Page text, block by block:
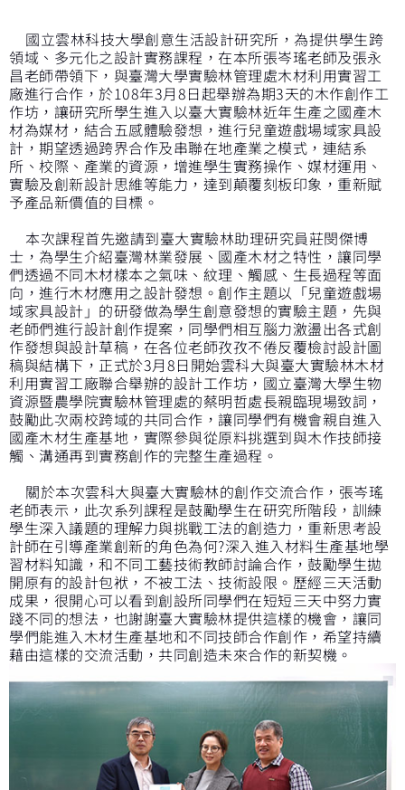
國立雲林科技大學創意生活設計研究所，為提供學生跨
領域、多元化之設計實務課程，在本所張岑瑤老師及張永
昌老師帶領下，與臺灣大學實驗林管理處木材利用實習工
廠進行合作，於108年3月8日起舉辦為期3天的木作創作工
作坊，讓研究所學生進入以臺大實驗林近年生產之國產木
材為媒材，結合五感體驗發想，進行兒童遊戲場域家具設
計，期望透過跨界合作及串聯在地產業之模式，連結系
所、校際、產業的資源，增進學生實務操作、媒材運用、
實驗及創新設計思維等能力，達到顛覆刻板印象，重新賦
予產品新價值的目標。
本次課程首先邀請到臺大實驗林助理研究員莊閔傑博
士，為學生介紹臺灣林業發展、國產木材之特性，讓同學
們透過不同木材樣本之氣味、紋理、觸感、生長過程等面
向，進行木材應用之設計發想。創作主題以「兒童遊戲場
域家具設計」的研發做為學生創意發想的實驗主題，先與
老師們進行設計創作提案，同學們相互腦力激盪出各式創
作發想與設計草稿，在各位老師孜孜不倦反覆檢討設計圖
稿與結構下，正式於3月8日開始雲科大與臺大實驗林木材
利用實習工廠聯合舉辦的設計工作坊，國立臺灣大學生物
資源暨農學院實驗林管理處的蔡明哲處長親臨現場致詞，
鼓勵此次兩校跨域的共同合作，讓同學們有機會親自進入
國產木材生產基地，實際參與從原料挑選到與木作技師接
觸、溝通再到實務創作的完整生產過程。
關於本次雲科大與臺大實驗林的創作交流合作，張岑瑤
老師表示，此次系列課程是鼓勵學生在研究所階段，訓練
學生深入議題的理解力與挑戰工法的創造力，重新思考設
計師在引導產業創新的角色為何?深入進入材料生產基地學
習材料知識，和不同工藝技術教師討論合作，鼓勵學生拋
開原有的設計包袱，不被工法、技術設限。歷經三天活動
成果，很開心可以看到創設所同學們在短短三天中努力實
踐不同的想法，也謝謝臺大實驗林提供這樣的機會，讓同
學們能進入木材生產基地和不同技師合作創作，希望持續
藉由這樣的交流活動，共同創造未來合作的新契機。